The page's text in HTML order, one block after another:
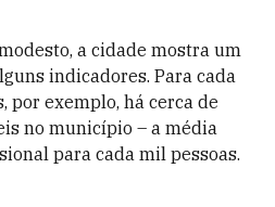
a cidade mostra um
indicadores. Para cada
exemplo, há cerca de
no município – a média
para cada mil pessoas.